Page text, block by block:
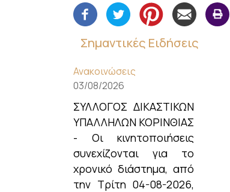
Σημαντικές Ειδήσεις
Ανακοινώσεις
03/08/2026
ΣΥΛΛΟΓΟΣ ΔΙΚΑΣΤΙΚΩΝ
ΥΠΑΛΛΗΛΩΝ ΚΟΡΙΝΘΙΑΣ
- Οι κινητοποιήσεις
συνεχίζονται για το
χρονικό διάστημα, από
την Τρίτη 04-08-2026,